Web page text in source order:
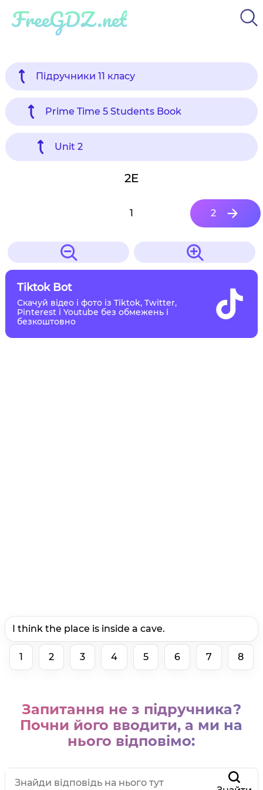
FreeGDZ.net
Підручники 11 класу
Prime Time 5 Students Book
Unit 2
2E
1 2
Tiktok Bot
Скачуй відео і фото із Tiktok, Twitter,
Pinterest і Youtube без обмежень і
безкоштовно
I think the place is inside a cave.
1 2 3 4 5 6 7 8
Запитання не з підручника?
Почни його вводити, а ми на
нього відповімо: